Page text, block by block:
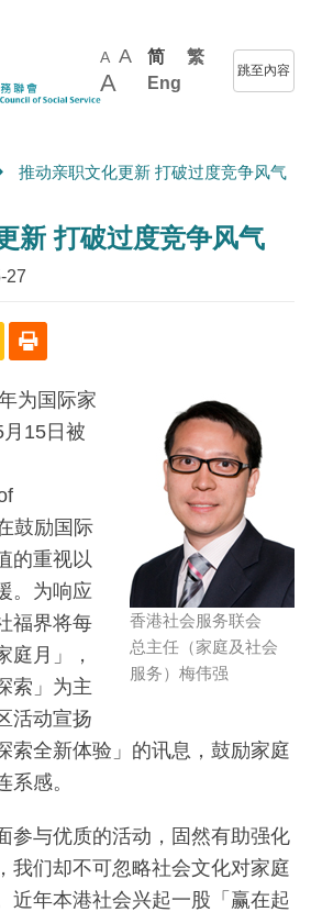
A A
A
简
繁
Eng
跳至內容
推动亲职文化更新 打破过度竞争风气
新 打破过度竞争风气
27
香港社会服务联会
总主任（家庭及社会
服务）梅伟强
为国际家
15日被
鼓励国际
的重视以
。为响应
福界将每
庭月」，
索」为主
活动宣扬
索全新体验」的讯息，鼓励家庭
系感。
参与优质的活动，固然有助强化
我们却不可忽略社会文化对家庭
近年本港社会兴起一股「赢在起